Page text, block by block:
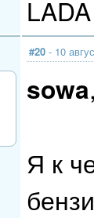
#20 - 10
sowa,
Я к